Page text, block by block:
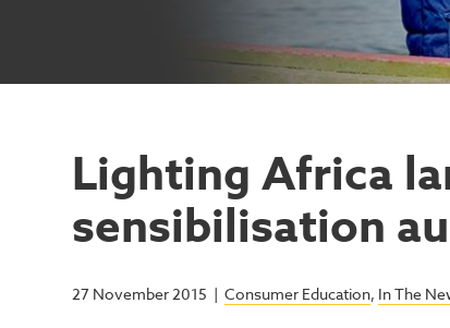
Lighting Africa
sensibilisation
27 November 2015 | Consumer Education, In The